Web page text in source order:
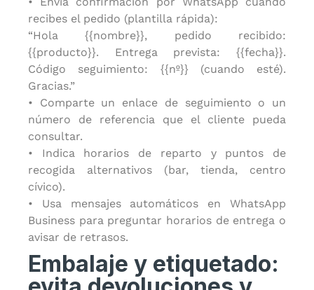
recibes el pedido (plantilla rápida):
“Hola {{nombre}}, pedido recibido:
{{producto}}. Entrega prevista: {{fecha}}.
Código seguimiento: {{nº}} (cuando esté).
Gracias.”
• Comparte un enlace de seguimiento o un
número de referencia que el cliente pueda
consultar.
• Indica horarios de reparto y puntos de
recogida alternativos (bar, tienda, centro
cívico).
• Usa mensajes automáticos en WhatsApp
Business para preguntar horarios de entrega o
avisar de retrasos.
Embalaje y etiquetado: